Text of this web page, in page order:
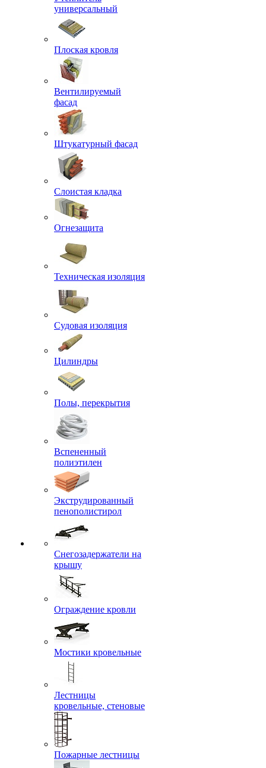
универсальный
Плоская кровля
Вентилируемый
фасад
Штукатурный фасад
Слоистая кладка
Огнезащита
Техническая изоляция
Судовая изоляция
Цилиндры
Полы, перекрытия
Вспененный
полиэтилен
Экструдированный
пенополистирол
Снегозадержатели на
крышу
Ограждение кровли
Мостики кровельные
Лестницы
кровельные, стеновые
Пожарные лестницы